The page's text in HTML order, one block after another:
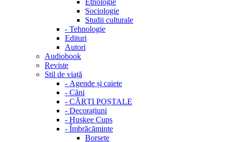
Etnologie
Sociologie
Studii culturale
- Tehnologie
Edituri
Autori
Audiobook
Reviste
Stil de viață
- Agende și caiete
- Căni
- CĂRȚI POȘTALE
- Decorațiuni
- Huskee Cups
- Îmbrăcăminte
Borsete